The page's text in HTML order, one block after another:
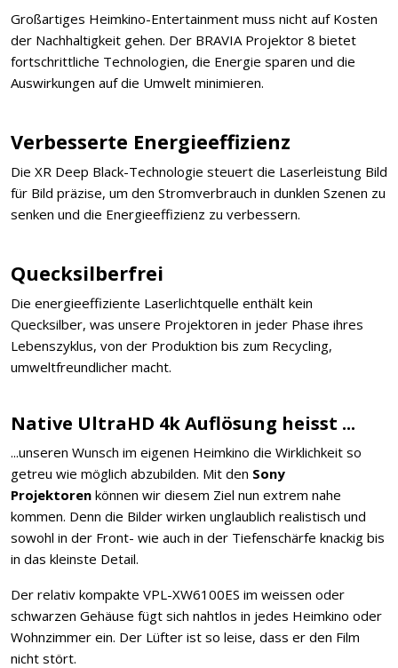
Großartiges Heimkino-Entertainment muss nicht auf Kosten
der Nachhaltigkeit gehen. Der BRAVIA Projektor 8 bietet
fortschrittliche Technologien, die Energie sparen und die
Auswirkungen auf die Umwelt minimieren.
Verbesserte Energieeffizienz
Die XR Deep Black-Technologie steuert die Laserleistung Bild
für Bild präzise, um den Stromverbrauch in dunklen Szenen zu
senken und die Energieeffizienz zu verbessern.
Quecksilberfrei
Die energieeffiziente Laserlichtquelle enthält kein
Quecksilber, was unsere Projektoren in jeder Phase ihres
Lebenszyklus, von der Produktion bis zum Recycling,
umweltfreundlicher macht.
Native UltraHD 4k Auflösung heisst ...
...unseren Wunsch im eigenen Heimkino die Wirklichkeit so
getreu wie möglich abzubilden. Mit den Sony
Projektoren können wir diesem Ziel nun extrem nahe
kommen. Denn die Bilder wirken unglaublich realistisch und
sowohl in der Front- wie auch in der Tiefenschärfe knackig bis
in das kleinste Detail.
Der relativ kompakte VPL-XW6100ES im weissen oder
schwarzen Gehäuse fügt sich nahtlos in jedes Heimkino oder
Wohnzimmer ein. Der Lüfter ist so leise, dass er den Film
nicht stört.